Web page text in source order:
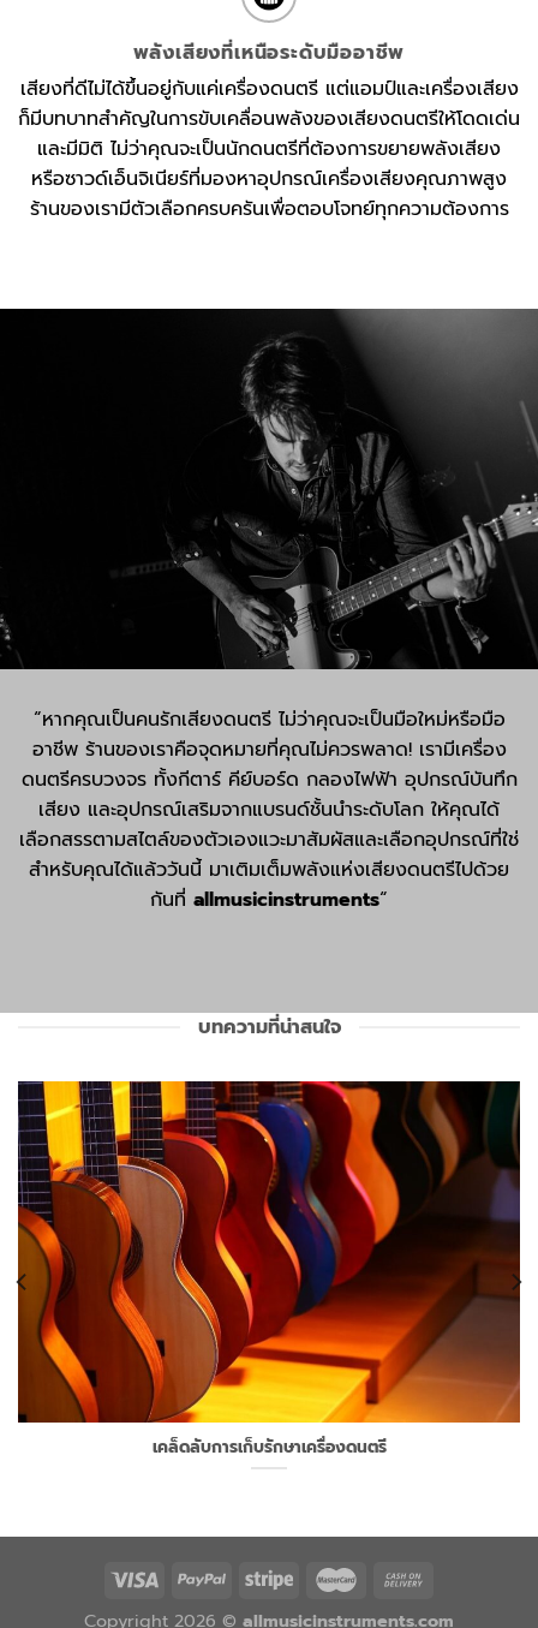
พลังเสียงที่เหนือระดับมืออาชีพ
เสียงที่ดีไม่ได้ขึ้นอยู่กับแค่เครื่องดนตรี แต่แอมป์และเครื่องเสียง
ก็มีบทบาทสำคัญในการขับเคลื่อนพลังของเสียงดนตรีให้โดดเด่น
และมีมิติ ไม่ว่าคุณจะเป็นนักดนตรีที่ต้องการขยายพลังเสียง
หรือซาวด์เอ็นจิเนียร์ที่มองหาอุปกรณ์เครื่องเสียงคุณภาพสูง
ร้านของเรามีตัวเลือกครบครันเพื่อตอบโจทย์ทุกความต้องการ
“หากคุณเป็นคนรักเสียงดนตรี ไม่ว่าคุณจะเป็นมือใหม่หรือมือ
อาชีพ ร้านของเราคือจุดหมายที่คุณไม่ควรพลาด! เรามีเครื่อง
ดนตรีครบวงจร ทั้งกีตาร์ คีย์บอร์ด กลองไฟฟ้า อุปกรณ์บันทึก
เสียง และอุปกรณ์เสริมจากแบรนด์ชั้นนำระดับโลก ให้คุณได้
เลือกสรรตามสไตล์ของตัวเองแวะมาสัมผัสและเลือกอุปกรณ์ที่ใช่
สำหรับคุณได้แล้ววันนี้ มาเติมเต็มพลังแห่งเสียงดนตรีไปด้วย
กันที่ allmusicinstruments“
บทความที่น่าสนใจ
เคล็ดลับการเก็บรักษาเครื่องดนตรี
Copyright 2026 © allmusicinstruments.com